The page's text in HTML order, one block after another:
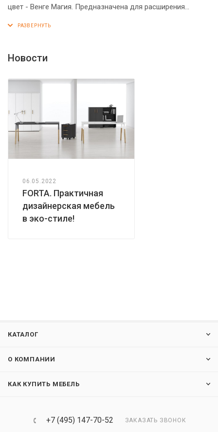
цвет - Венге Магия. Предназначена для расширения
долговечные опоры из ЛДСП 38 мм. Солидной толщины
Все торцы основных элементов надежно защищены
Новости
06.05.2022
FORTA. Практичная
дизайнерская мебель
в эко-стиле!
КАТАЛОГ
О КОМПАНИИ
КАК КУПИТЬ МЕБЕЛЬ
+7 (495) 147-70-52 ЗАКАЗАТЬ ЗВОНОК